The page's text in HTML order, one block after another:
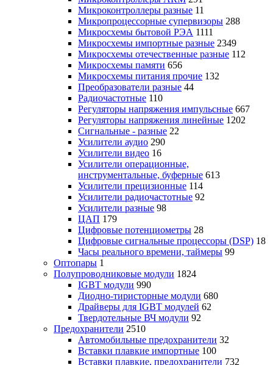
Микроконтроллеры разные 11
Микропроцессорные супервизоры 288
Микросхемы бытовой РЭА 1111
Микросхемы импортные разные 2349
Микросхемы отечественные разные 112
Микросхемы памяти 656
Микросхемы питания прочие 132
Преобразователи разные 44
Радиочастотные 110
Регуляторы напряжения импульсные 667
Регуляторы напряжения линейные 1202
Сигнальные - разные 22
Усилители аудио 290
Усилители видео 16
Усилители операционные,
инструментальные, буферные 613
Усилители прецизионные 114
Усилители радиочастотные 92
Усилители разные 98
ЦАП 179
Цифровые потенциометры 28
Цифровые сигнальные процессоры (DSP) 18
Часы реального времени, таймеры 99
Оптопары 1
Полупроводниковые модули 1824
IGBT модули 990
Диодно-тиристорные модули 680
Драйверы для IGBT модулей 62
Твердотельные ВЧ модули 92
Предохранители 2510
Автомобильные предохранители 32
Вставки плавкие импортные 100
Вставки плавкие, предохранители 732